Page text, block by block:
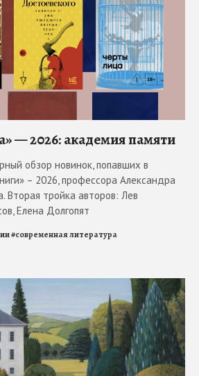
— 2026: академия памяти
обзор новинок, попавших в
– 2026, профессора Александра
Вторая тройка авторов: Лев
Елена Долгопят
#современная литература